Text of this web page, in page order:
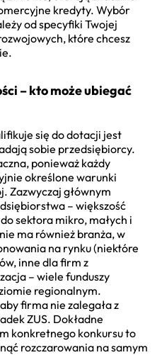
kredyty. Wybór
od specyfiki Twojej
które chcesz
– kto może ubiegać
się do dotacji jest
sobie przedsiębiorcy.
ponieważ każdy
określone warunki
Zazwyczaj głównym
– większość
sektora mikro, małych i
ma również branża, w
na rynku (niektóre
inne dla firm z
– wiele funduszy
regionalnym.
firma nie zalegała z
ZUS. Dokładne
konkretnego konkursu to
rozczarowania na samym